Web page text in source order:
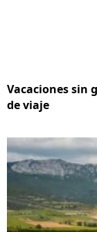
Vacaciones sin
de viaje